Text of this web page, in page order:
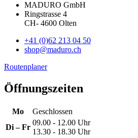
MADURO GmbH
Ringstrasse 4
CH- 4600 Olten
+41 (0)62 213 04 50
shop@maduro.ch
Routenplaner
Öffnungszeiten
Mo
Geschlossen
Di – Fr
09.00 - 12.00 Uhr
13.30 - 18.30 Uhr